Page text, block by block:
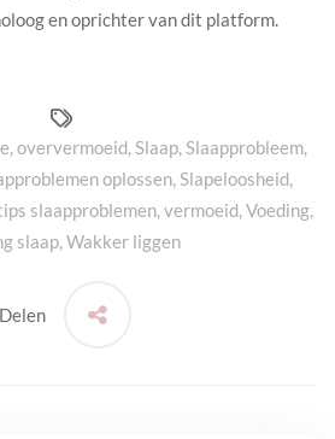
en oprichter van dit platform.
oververmoeid Slaap Slaapprobleem
oplossen Slapeloosheid
slaapproblemen vermoeid Voeding
slaap, Wakker liggen
Delen